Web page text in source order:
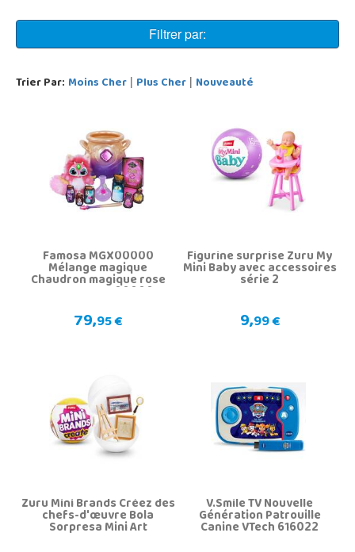
Filtrer par:
Trier Par: Moins Cher | Plus Cher | Nouveauté
Famosa MGX00000
Mélange magique
Chaudron magique rose
Famosa MGX00000
79,95 €
Figurine surprise Zuru My
Mini Baby avec accessoires
série 2
9,99 €
Zuru Mini Brands Créez des
chefs-d'œuvre Bola
Sorpresa Mini Art
V.Smile TV Nouvelle
Génération Patrouille
Canine VTech 616022